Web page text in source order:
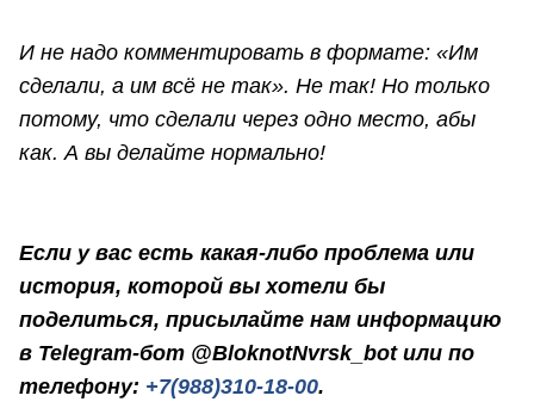
И не надо комментировать в формате: «Им
сделали, а им всё не так». Не так! Но только
потому, что сделали через одно место, абы
как. А вы делайте нормально!
Если у вас есть какая-либо проблема или
история, которой вы хотели бы
поделиться, присылайте нам информацию
в Telegram-бот @BloknotNvrsk_bot или по
телефону: +7(988)310-18-00.